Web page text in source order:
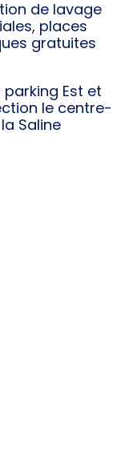
de lavage
places
gratuites
Est et
le centre-
Saline